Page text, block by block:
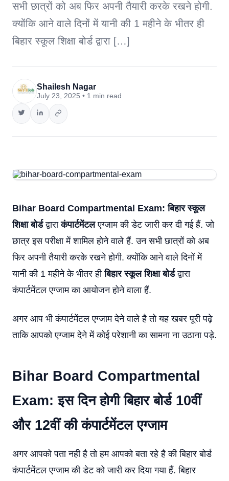
सभी छात्रों को अब फिर अपनी तैयारी करके रखने होगी.
क्योंकि आने वाले दिनों में यानी की 1 महीने के भीतर ही
बिहार स्कूल शिक्षा बोर्ड द्वारा […]
Shailesh Nagar
July 23, 2025 • 1 min read
Bihar Board Compartmental Exam: बिहार स्कूल
शिक्षा बोर्डद्वाराकंपार्टमेंटलएग्जाम की डेट जारी कर दी गई हैं. जो
छात्र इस परीक्षा में शामिल होने वाले हैं. उन सभी छात्रों को अब
फिर अपनी तैयारी करके रखने होगी. क्योंकि आने वाले दिनों में
यानी की 1 महीने के भीतर हीबिहार स्कूल शिक्षा बोर्डद्वारा
कंपार्टमेंटल एग्जाम का आयोजन होने वाला हैं.
अगर आप भी कंपार्टमेंटल एग्जाम देने वाले है तो यह खबर पूरी पढ़े
ताकि आपको एग्जाम देने में कोई परेशानी का सामना ना उठाना पड़े.
Bihar Board Compartmental
Exam: इस दिन होगी बिहार बोर्ड 10वीं
और 12वीं की कंपार्टमेंटल एग्जाम
अगर आपको पता नही है तो हम आपको बता रहे है की बिहार बोर्ड
कंपार्टमेंटल एग्जाम की डेट को जारी कर दिया गया हैं. बिहार